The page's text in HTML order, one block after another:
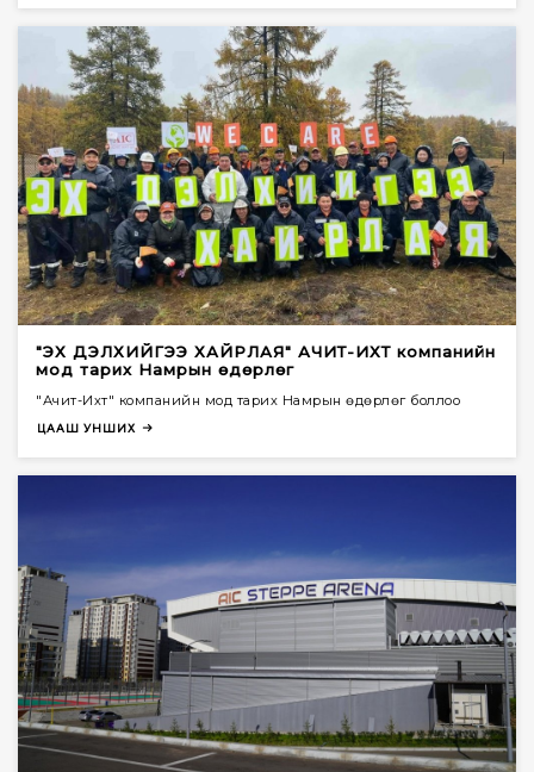
"ЭХ ДЭЛХИЙГЭЭ ХАЙРЛАЯ" АЧИТ-ИХТ компанийн
мод тарих Намрын өдөрлөг
"Ачит-Ихт" компанийн мод тарих Намрын өдөрлөг боллоо
ЦААШ УНШИХ